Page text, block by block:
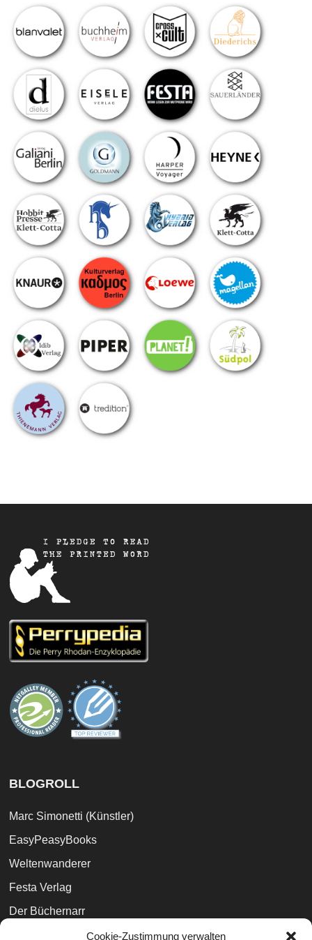
Cookie-Zustimmung verwalten
BLOGROLL
Marc Simonetti (Künstler)
EasyPeasyBooks
Weltenwanderer
Festa Verlag
Der Büchernarr
Phantastik Couch